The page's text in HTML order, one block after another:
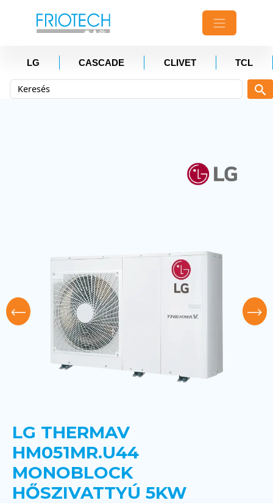
LG CASCADE CLIVET TCL
LG THERMAV
HM051MR.U44
MONOBLOCK
HŐSZIVATTYÚ 5KW